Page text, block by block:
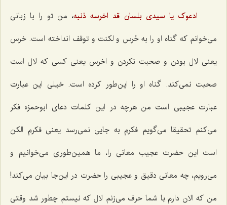
ادعوک یا سیدى بلسان قد اخرسه ذنبه‌، من تو را با زبانی
می‌خوانم که گناه او را به خَرس و لکنت و توقف انداخته است. خرس
یعنی لال بودن و صحبت نکردن و اخرس یعنی کسی که لال است
صحبت نمی‌کند. گناه او را این‌طور کرده است. خیلی این عبارت
عبارت عجیبی است من هرچه در این کلمات دعای ابوحمزه فکر
می‌کنم تحقیقا می‌گویم فکرم به جایی نمی‌رسد یعنی فکرم الکن
است این حضرت عجیب معانی را، ما همین‌طوری می‌خوانیم و
می‌رویم، چه معانی دقیق و عجیبی را حضرت در این‌جا بیان می‌کند!
من که الان دارم با شما حرف می‌زنم لال که نیستم چطور شد وقتی